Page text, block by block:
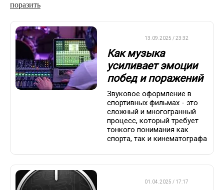
поразить
13.09.2025 / 23:32
Как музыка
усиливает эмоции
побед и поражений
Звуковое оформление в
спортивных фильмах - это
сложный и многогранный
процесс, который требует
тонкого понимания как
спорта, так и кинематографа
01.04.2025 / 17:17